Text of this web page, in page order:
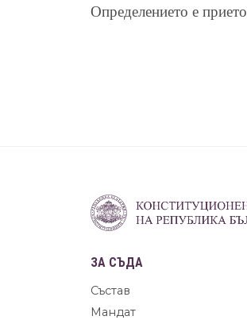
Определението е
ЗА СЪДА
Състав
Мандат